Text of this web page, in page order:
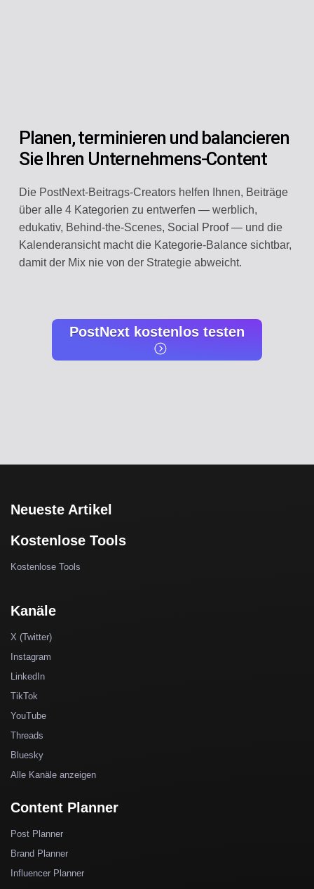
Planen, terminieren und balancieren
Sie Ihren Unternehmens-Content
Die PostNext-Beitrags-Creators helfen Ihnen, Beiträge
über alle 4 Kategorien zu entwerfen — werblich,
edukativ, Behind-the-Scenes, Social Proof — und die
Kalenderansicht macht die Kategorie-Balance sichtbar,
damit der Mix nie von der Strategie abweicht.
PostNext kostenlos testen
Neueste Artikel
Kostenlose Tools
Kostenlose Tools
Kanäle
X (Twitter)
Instagram
LinkedIn
TikTok
YouTube
Threads
Bluesky
Alle Kanäle anzeigen
Content Planner
Post Planner
Brand Planner
Influencer Planner